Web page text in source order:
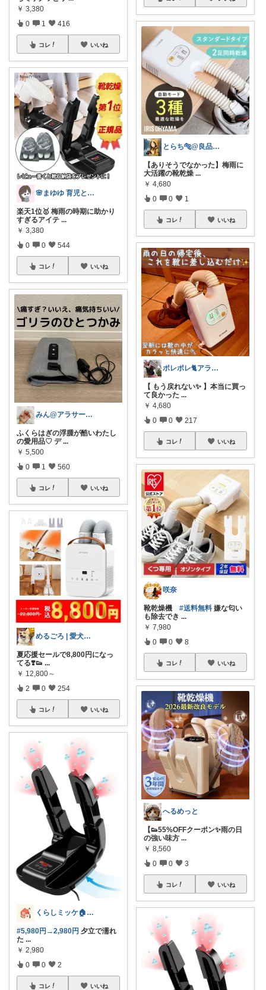
￥ 3,380
0 1 416
コレ いいね
🌸まゆゆ 育児とお得グルメ
楽天1位🥇 梅雨の時期に助かり
すぎるアイテ ...
￥ 3,380
0 0 544
コレ いいね
みん@アラサーOLの暮らし
ふくらはぎの浮腫が酷いわたし
の愛用品♡ デ ...
￥ 5,500
0 1 560
コレ いいね
めるごろ | 愛犬と見つける幸せセレクト
夏応援セールで8,800円になっ
てる❣️👟 ...
￥ 12,800～
2 0 254
コレ いいね
くらしミッケ🏠️忙しい毎日の時短家事
#5,980円→2,980円 夕立で濡れ
た ...
￥ 2,980
0 0 2
コレ いいね
とらち🐅@良品をお得に🌿ミニマリスト
【ありそうでなかった】梅雨に
大活躍の靴乾燥 ...
￥ 4,680
0 0 1
コレ いいね
ポレポレ🐈アラフィフの可愛い図鑑
【 もう戻れない✨ 】本当に買っ
て良かった ...
￥ 4,680
0 0 217
コレ いいね
咲奈
靴乾燥機 #送料無料 嫌な匂い
も除去でき ...
￥ 7,980
0 0 8
コレ いいね
へるめっと
【👟55%OFFクーポン✨雨の日
の強い味方 ...
￥ 8,560
0 0 3
コレ いいね